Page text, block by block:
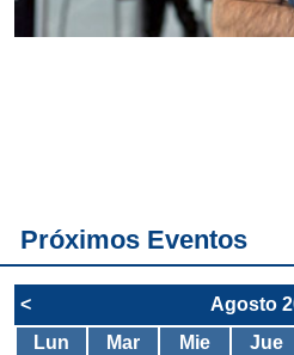
Próximos Eventos
< Agosto
Lun
Mar Mie Jue